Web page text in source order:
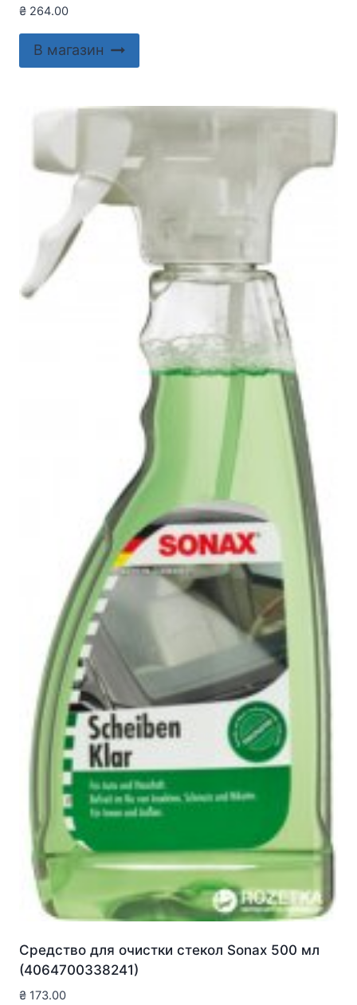
₴ 264.00
В магазин
Средство для очистки стекол Sonax 500 мл
(4064700338241)
₴ 173.00